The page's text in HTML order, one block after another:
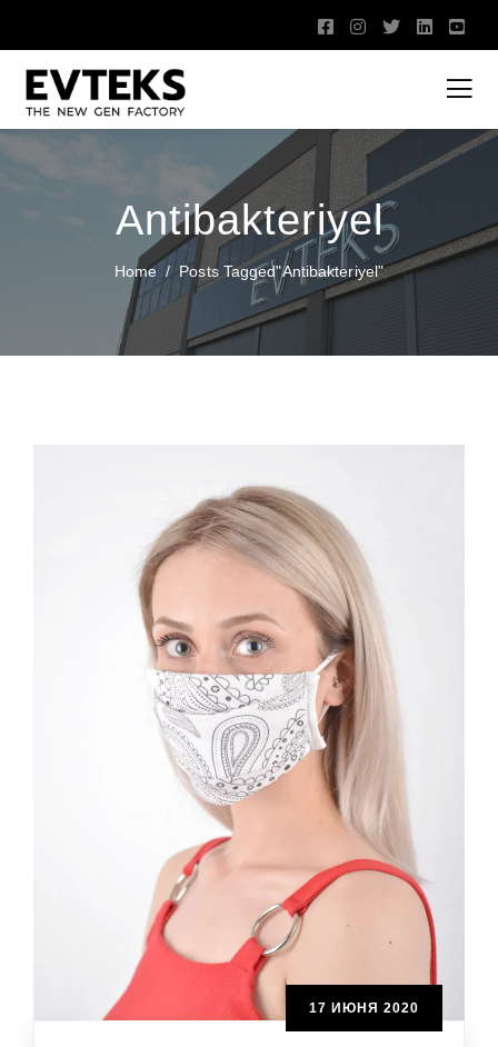
Antibakteriyel
Home Posts Tagged"antibakteriyel"
17 ИЮНЯ 2020